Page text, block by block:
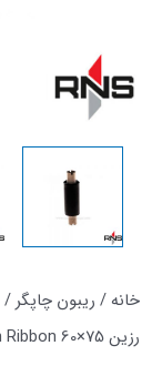
خانه / ریبون چاپگر/
رزین 75×60 Super-Resin Ribbon